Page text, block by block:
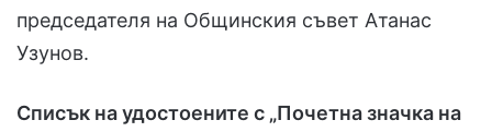
председателя на Общинския съвет Атанас
Узунов.
Списък на удостоените с „Почетна значка на